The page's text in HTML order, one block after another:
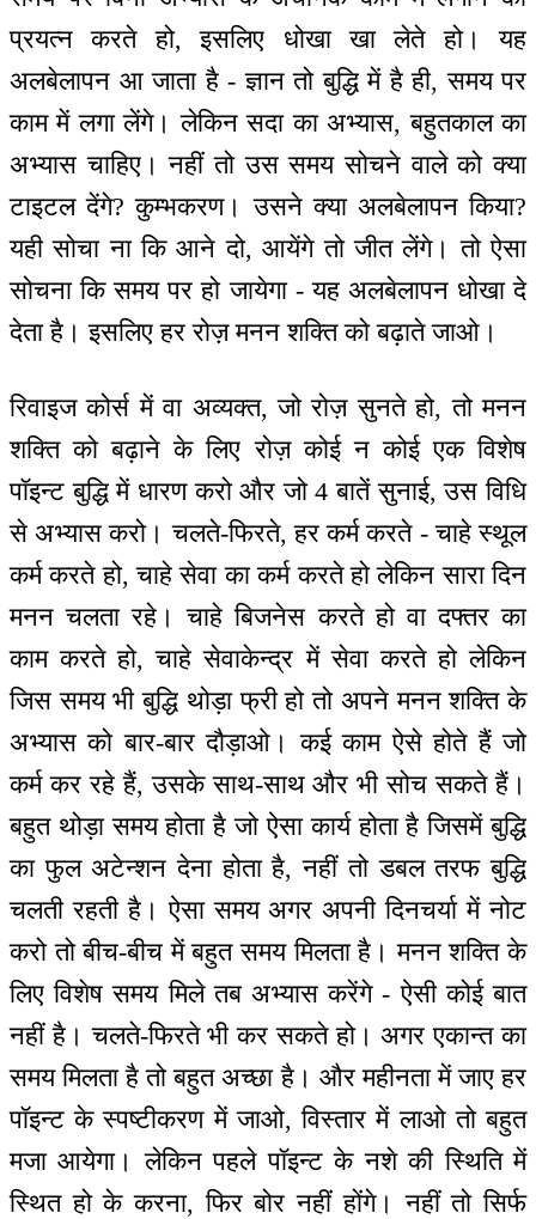
प्रयत्न करते हो, इसलिए धोखा खा लेते हो। यह
अलबेलापन आ जाता है - ज्ञान तो बुद्धि में है ही, समय पर
काम में लगा लेंगे। लेकिन सदा का अभ्यास, बहुतकाल का
अभ्यास चाहिए। नहीं तो उस समय सोचने वाले को क्या
टाइटल देंगे? कुम्भकरण। उसने क्या अलबेलापन किया?
यही सोचा ना कि आने दो, आयेंगे तो जीत लेंगे। तो ऐसा
सोचना कि समय पर हो जायेगा - यह अलबेलापन धोखा दे
देता है। इसलिए हर रोज़ मनन शक्ति को बढ़ाते जाओ।
रिवाइज कोर्स में वा अव्यक्त, जो रोज़ सुनते हो, तो मनन
शक्ति को बढ़ाने के लिए रोज़ कोई न कोई एक विशेष
पॉइन्ट बुद्धि में धारण करो और जो 4 बातें सुनाई, उस विधि
से अभ्यास करो। चलते-फिरते, हर कर्म करते - चाहे स्थूल
कर्म करते हो, चाहे सेवा का कर्म करते हो लेकिन सारा दिन
मनन चलता रहे। चाहे बिजनेस करते हो वा दफ्तर का
काम करते हो, चाहे सेवाकेन्द्र में सेवा करते हो लेकिन
जिस समय भी बुद्धि थोड़ा फ्री हो तो अपने मनन शक्ति के
अभ्यास को बार-बार दौड़ाओ। कई काम ऐसे होते हैं जो
कर्म कर रहे हैं, उसके साथ-साथ और भी सोच सकते हैं।
बहुत थोड़ा समय होता है जो ऐसा कार्य होता है जिसमें बुद्धि
का फुल अटेन्शन देना होता है, नहीं तो डबल तरफ बुद्धि
चलती रहती है। ऐसा समय अगर अपनी दिनचर्या में नोट
करो तो बीच-बीच में बहुत समय मिलता है। मनन शक्ति के
लिए विशेष समय मिले तब अभ्यास करेंगे - ऐसी कोई बात
नहीं है। चलते-फिरते भी कर सकते हो। अगर एकान्त का
समय मिलता है तो बहुत अच्छा है। और महीनता में जाए हर
पॉइन्ट के स्पष्टीकरण में जाओ, विस्तार में लाओ तो बहुत
मजा आयेगा। लेकिन पहले पॉइन्ट के नशे की स्थिति में
स्थित हो के करना, फिर बोर नहीं होंगे। नहीं तो सिर्फ